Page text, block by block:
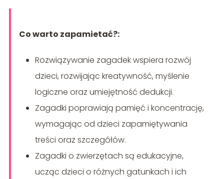
Co warto zapamietać?:
Rozwiązywanie zagadek wspiera rozwój
dzieci, rozwijając kreatywność, myślenie
logiczne oraz umiejętność dedukcji.
Zagadki poprawiają pamięć i koncentrację,
wymagając od dzieci zapamiętywania
treści oraz szczegółów.
Zagadki o zwierzętach są edukacyjne,
ucząc dzieci o różnych gatunkach i ich